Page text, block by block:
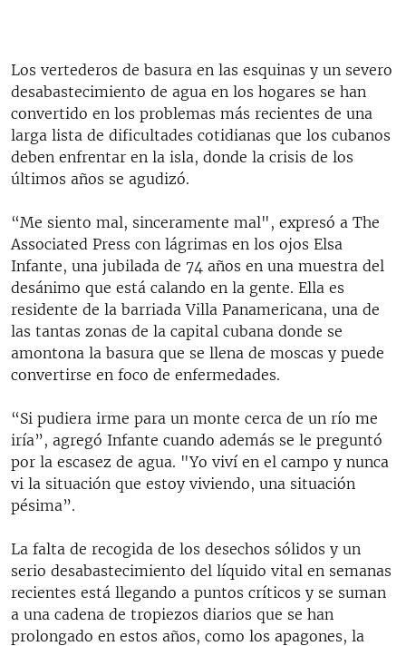
Los vertederos de basura en las esquinas y un severo
desabastecimiento de agua en los hogares se han
convertido en los problemas más recientes de una
larga lista de dificultades cotidianas que los cubanos
deben enfrentar en la isla, donde la crisis de los
últimos años se agudizó.
“Me siento mal, sinceramente mal", expresó a The
Associated Press con lágrimas en los ojos Elsa
Infante, una jubilada de 74 años en una muestra del
desánimo que está calando en la gente. Ella es
residente de la barriada Villa Panamericana, una de
las tantas zonas de la capital cubana donde se
amontona la basura que se llena de moscas y puede
convertirse en foco de enfermedades.
“Si pudiera irme para un monte cerca de un río me
iría”, agregó Infante cuando además se le preguntó
por la escasez de agua. "Yo viví en el campo y nunca
vi la situación que estoy viviendo, una situación
pésima”.
La falta de recogida de los desechos sólidos y un
serio desabastecimiento del líquido vital en semanas
recientes está llegando a puntos críticos y se suman
a una cadena de tropiezos diarios que se han
prolongado en estos años, como los apagones, la